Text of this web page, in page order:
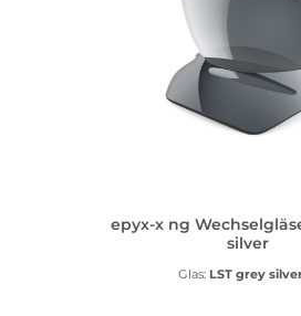
epyx-x ng
silver
Glas: LST grey